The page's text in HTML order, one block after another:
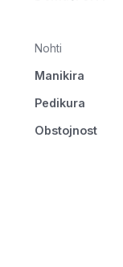
Nohti
Manikira
Pedikura
Obstojnost